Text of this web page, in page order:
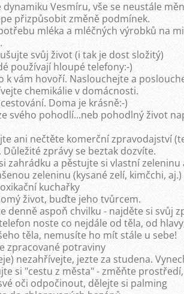
dynamiku Vesmíru, vše se neustále
přizpůsobit změně podmínek.
mléka a mléčných výrobků na
svůj život (i tak je dost složitý)
používají hloupé telefony:-)
k vám hovoří. Naslouchejte a
chemikálie v domácnosti.
Doma je krásně:-)
svého pohodlí...neb pohodlný život
ani nečtěte komerční zpravodajství
Důležité zprávy se beztak dozvíte.
zahrádku a pěstujte si vlastní zeleninu
zeleninu (kysané zelí, kimčchi,
kuchařky
život, buďte jeho tvůrcem.
denně aspoň chvilku - najděte si svůj
noste co nejdále od těla, od
těla, nemusíte ho mít stále u sebe!
zpracované potraviny
nezahřívejte, jezte za studena.
si "cestu z města" - změňte
oči odpočinout, dělejte si palming